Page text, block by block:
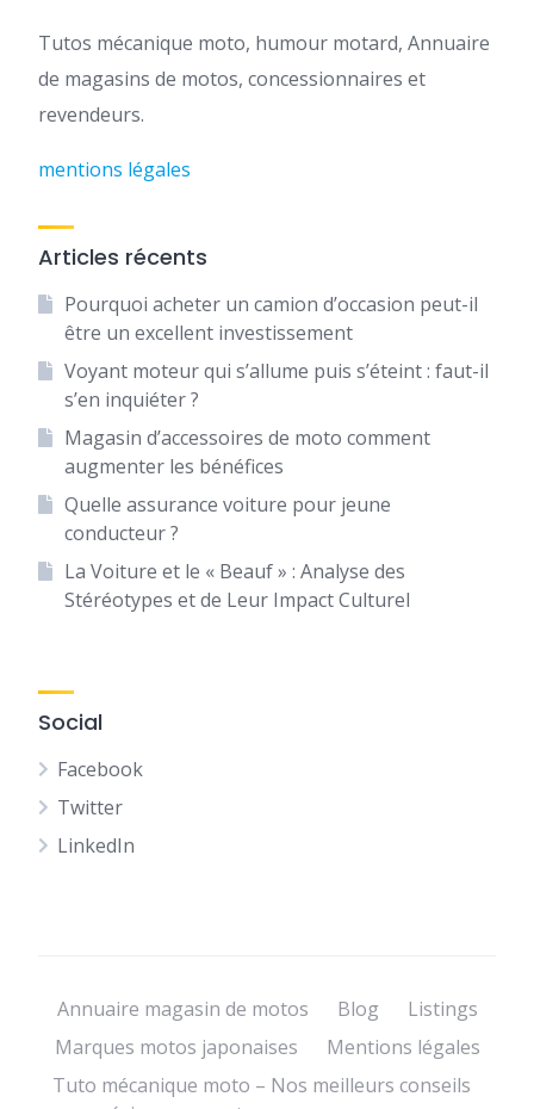
Tutos mécanique moto, humour motard, Annuaire
de magasins de motos, concessionnaires et
revendeurs.
mentions légales
Articles récents
Pourquoi acheter un camion d’occasion peut-il
être un excellent investissement
Voyant moteur qui s’allume puis s’éteint : faut-il
s’en inquiéter ?
Magasin d’accessoires de moto comment
augmenter les bénéfices
Quelle assurance voiture pour jeune
conducteur ?
La Voiture et le « Beauf » : Analyse des
Stéréotypes et de Leur Impact Culturel
Social
Facebook
Twitter
LinkedIn
Annuaire magasin de motos Blog
Listings
Marques motos japonaises
Mentions légales
Tuto mécanique moto – Nos meilleurs conseils